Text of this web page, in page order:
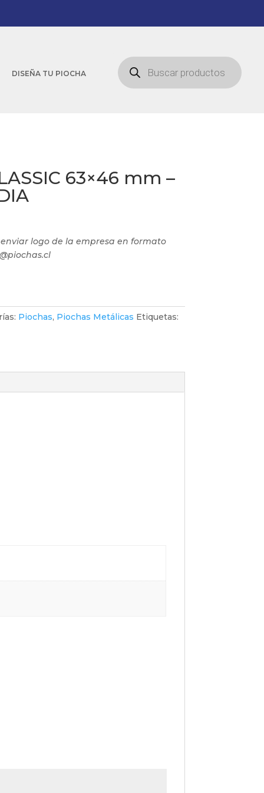
DISEÑA TU PIOCHA
Búsqueda
de
productos
63×46 mm –
logo de la empresa en formato
Piochas, Piochas Metálicas Etiquetas: